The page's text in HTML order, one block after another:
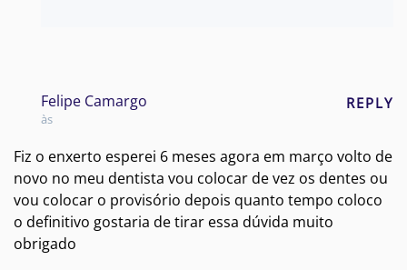
Felipe Camargo
às
REPLY
Fiz o enxerto esperei 6 meses agora em março volto de
novo no meu dentista vou colocar de vez os dentes ou
vou colocar o provisório depois quanto tempo coloco
o definitivo gostaria de tirar essa dúvida muito
obrigado